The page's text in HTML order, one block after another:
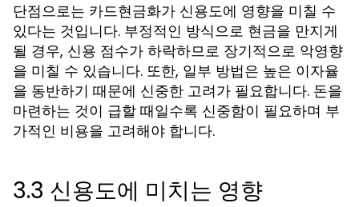
단점으로는 카드현금화가 신용도에 영향을 미칠 수
있다는 것입니다. 부정적인 방식으로 현금을 만지게
될 경우, 신용 점수가 하락하므로 장기적으로 악영향
을 미칠 수 있습니다. 또한, 일부 방법은 높은 이자율
을 동반하기 때문에 신중한 고려가 필요합니다. 돈을
마련하는 것이 급할 때일수록 신중함이 필요하며 부
가적인 비용을 고려해야 합니다.
3.3 신용도에 미치는 영향